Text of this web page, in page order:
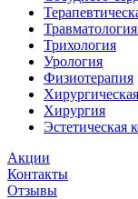
Трихология
Урология
Физиотерапия
Хирургия
Эстетическая
Акции
Контакты
Отзывы